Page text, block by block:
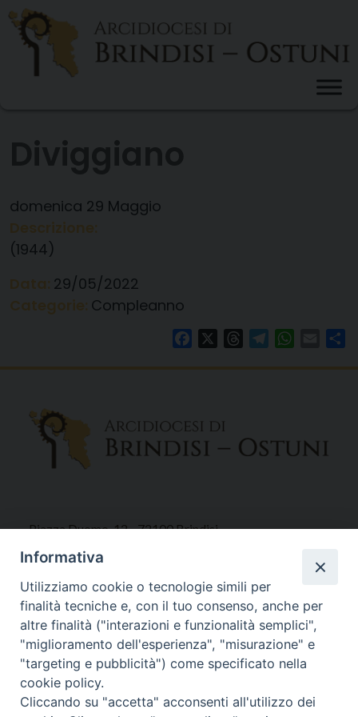
Skip
content
domenica 29 Maggio
(1944)
29/05/2022
Compleanno
FacebookThreadsTelegram Email
Piazza Duomo, 12 - 72100 Brindisi
Tel 0831.521958
Fax 0831.528315
Orari Curia
Mar. / Mer. / Giov. ore 9 - 13
nei mesi estivi solo Martedì ore 9 - 13
Informativa
Utilizziamo cookie o tecnologie simili per
finalità tecniche e, con il tuo consenso, anche per
altre finalità ("interazioni e funzionalità semplici",
"miglioramento dell'esperienza", "misurazione" e
"targeting e pubblicità") come specificato nella
cookie policy.
Cliccando su "accetta" acconsenti all'utilizzo dei